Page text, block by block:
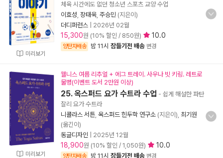
미리보기
체육 시간에도 없던 청소년 스포츠 교양 수업
이효성 장태욱 주승민 (지은이)
더디퍼런스
2026년 02월
15,300원 (10% 할인 / 850원) 10.0
양탄자배송 밤 11시 잠들기전 배송 변경
미리보기
웰니스 여름 리추얼 + 에그 트레이. 사우나 빗 키링. 레트로
물병(이벤트 도서 2만원 이상)
25. 옥스퍼드 요가 수트라 수업 - 쉽게 해설한 파탄
잘리 요가 수트라
니콜라스 서튼 옥스퍼드 힌두학 연구소 (지은이), 최기원
(옮긴이)
동글디자인
2025년 12월
18,900원 (10% 할인 / 1,050원) 10.0
양탄자배송 밤 11시 잠들기전 배송 변경